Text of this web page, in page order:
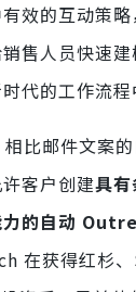
效的互动策
售人员快速
代的工作流程
相比邮件文案
客户创建具
的自动
在获得红杉